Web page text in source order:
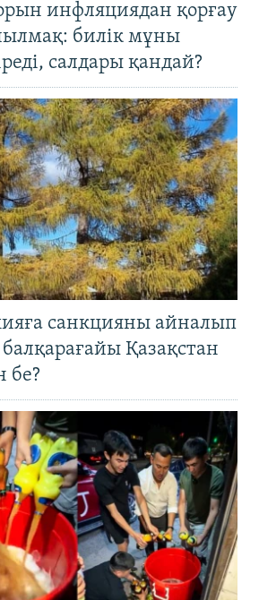
инфляциядан қорғау
билік мұны
салдары қандай?
санкцияны айналып
Қазақстан
бе?